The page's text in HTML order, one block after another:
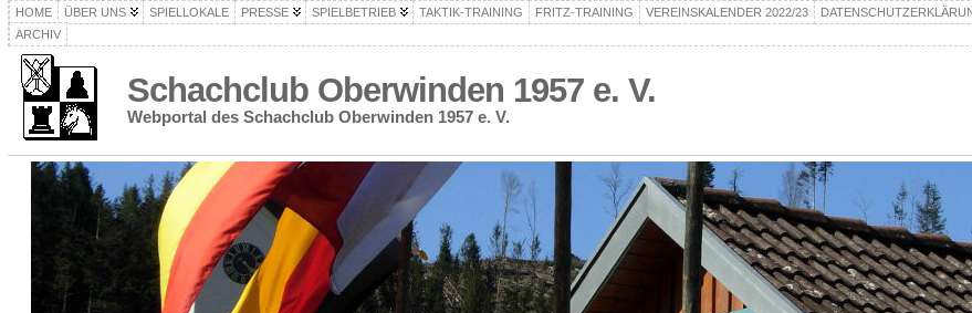
HOME ÜBER UNS SPIELLOKALE PRESSE SPIELBETRIEB TAKTIK-TRAINING FRITZ-TRAINING VEREINSKALENDER 2022/23
ARCHIV
Schachclub Oberwinden 1957 e. V.
Webportal des Schachclub Oberwinden 1957 e. V.